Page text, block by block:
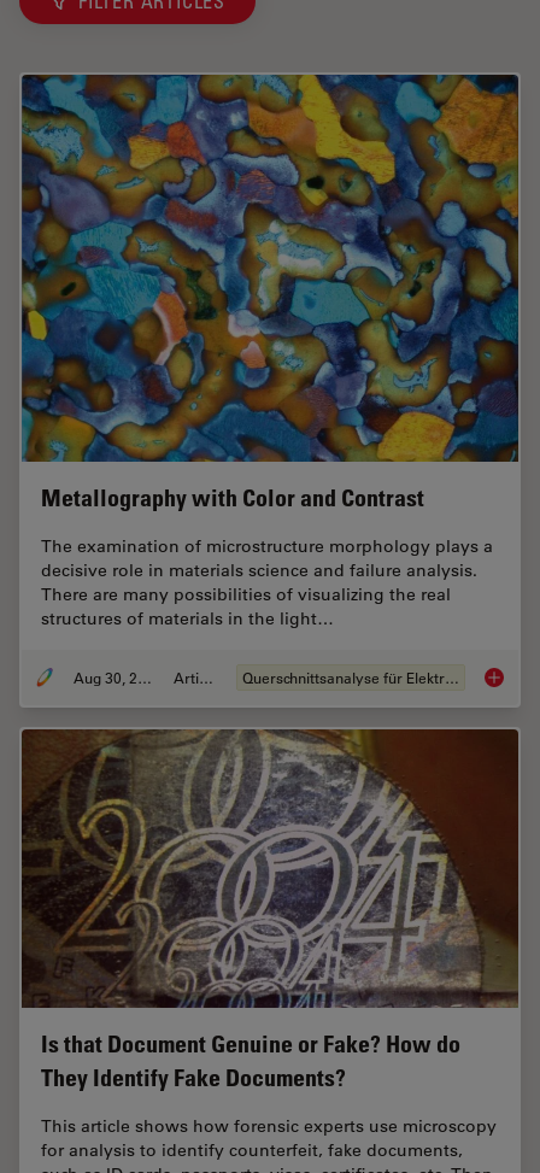
Metallography with Color and Contrast
The examination of microstructure morphology plays a
decisive role in materials science and failure analysis.
There are many possibilities of visualizing the real
structures of materials in the light…
Aug 30, 2011 Artikel Querschnittsanalyse für Elektronik
Is that Document Genuine or Fake? How do
They Identify Fake Documents?
This article shows how forensic experts use microscopy
for analysis to identify counterfeit, fake documents,